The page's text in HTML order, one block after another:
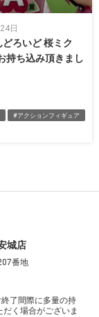
日
ろいど 桜ミク
持ち込み頂きまし
#アクションフィギュア
城店
番地
了間際に多量の持
く場合がございま